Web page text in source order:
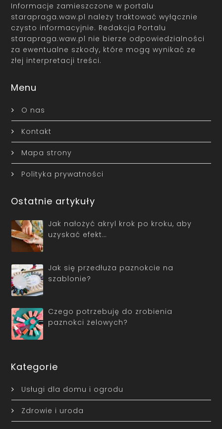
Informacje zamieszczone w portalu
starapraga.waw.pl należy traktować wyłącznie
czysto informacyjnie. Redakcja Portalu
starapraga.waw.pl nie bierze odpowiedzialności
za ewentualne szkody, które mogą wynikać ze
złej interpretacji treści.
Menu
O nas
Kontakt
Mapa strony
Polityka prywatności
Ostatnie artykuły
Jak nałożyć akryl krok po kroku, aby
uzyskać efekt…
Jak się przedłuża paznokcie na
szablonie?
Czego potrzebuję do zrobienia
paznokci żelowych?
Kategorie
Usługi dla domu i ogrodu
Zdrowie i uroda